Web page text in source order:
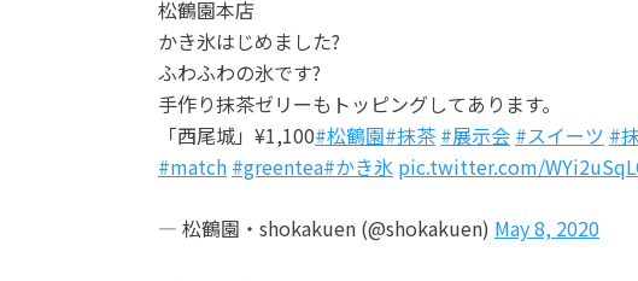
松鶴園本店
かき氷はじめました?
ふわふわの氷です?
手作り抹茶ゼリーもトッピングしてあります。
「西尾城」¥1,100#松鶴園#抹茶 #展示会 #スイーツ #
#match #greentea#かき氷 pic.twitter.com/
— 松鶴園・shokakuen (@shokakuen) May 8, 2020